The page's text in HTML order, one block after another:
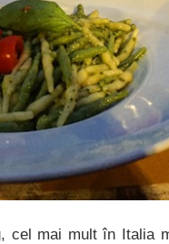
cel mai mult în Italia